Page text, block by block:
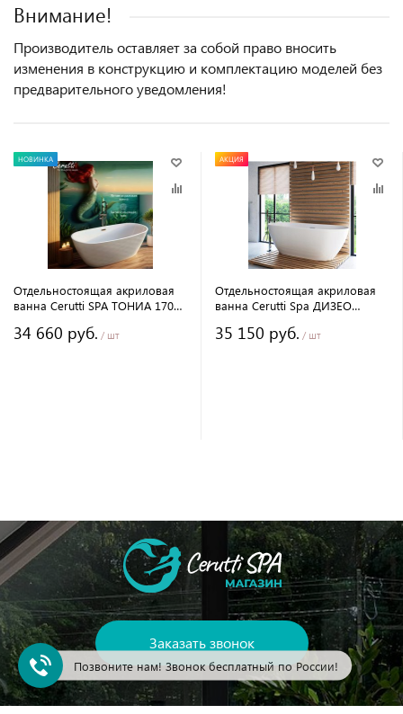
Внимание!
Производитель оставляет за собой право вносить
изменения в конструкцию и комплектацию моделей без
предварительного уведомления!
НОВИНКА
Отдельностоящая акриловая
ванна Cerutti SPA ТОНИА 170
170х75х60
34 660 руб. / шт
АКЦИЯ
Отдельностоящая акриловая
ванна Cerutti Spa ДИЗЕО
35 150 руб. / шт
Заказать звонок
Позвоните нам! Звонок бесплатный по России!